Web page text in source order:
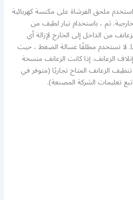
ملحق الفرشاة على مكنسة كهربائية
ثم ، باستخدام تيار لطيف من
من الداخل إلى الخارج لإزالة أي
لا تستخدم مطلقًا غسالة الضغط ، حيث
الزعانف. إذا كانت الزعانف متسخة
الزعانف المتاح تجاريًا (متوفر في
تعليمات الشركة المصنعة).